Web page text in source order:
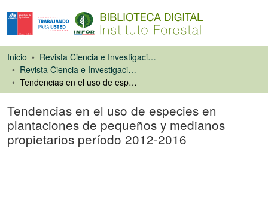
Inicio
Revista Ciencia e Investigación Forestal (CIFOR)
Revista Ciencia e Investigación Forestal
Tendencias en el uso de especies en plantaciones de pequeños y medianos propietarios período 2012-2016
Tendencias en el uso de especies en
plantaciones de pequeños y medianos
propietarios período 2012-2016